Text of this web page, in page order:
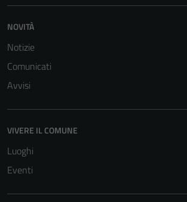
NOVITÀ
Notizie
Comunicati
Avvisi
VIVERE IL COMUNE
Luoghi
Eventi
per il